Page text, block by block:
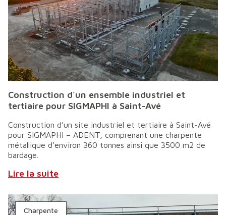
Construction d'un ensemble industriel et
tertiaire pour SIGMAPHI à Saint-Avé
Construction d’un site industriel et tertiaire à Saint-Avé
pour SIGMAPHI – ADENT, comprenant une charpente
métallique d’environ 360 tonnes ainsi que 3500 m2 de
bardage.
Lire la suite
Charpente